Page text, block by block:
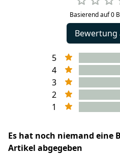
Basierend auf 0
Bewertung
5
4
3
2
1
Es hat noch niemand eine
Artikel abgegeben